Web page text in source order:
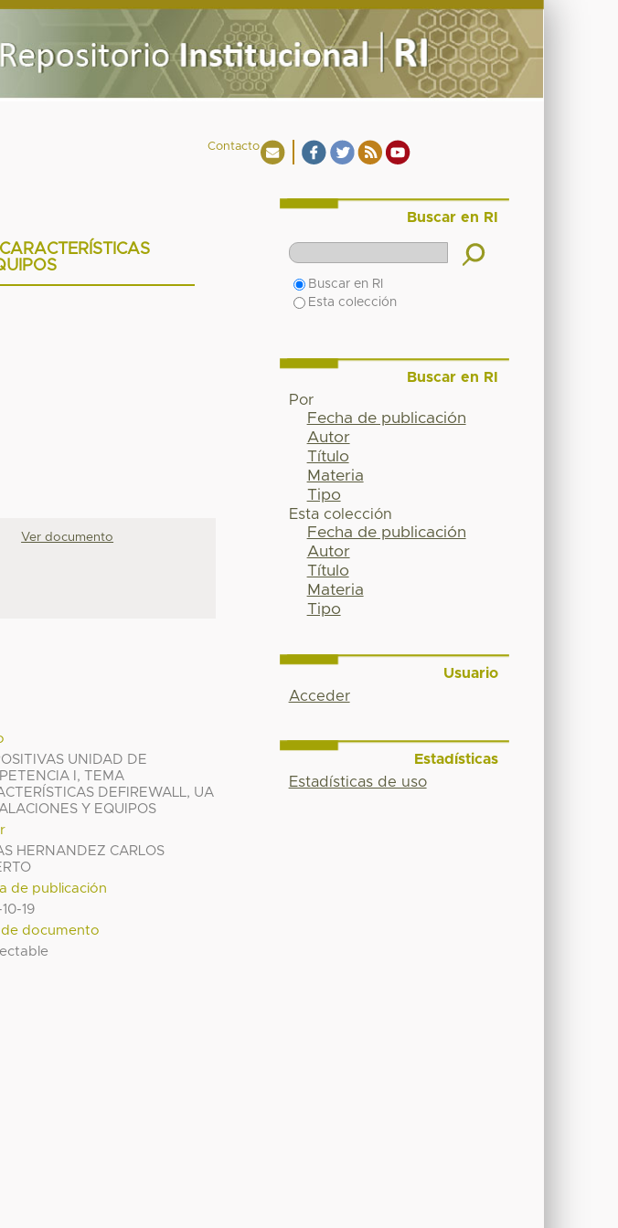
Contacto
Ver documento
UNIDAD DE
I, TEMA
DEFIREWALL, UA
Y EQUIPOS
HERNANDEZ CARLOS
de publicación
19
documento
Buscar en RI
Buscar en RI
Esta colección
Buscar en RI
Por
Fecha de publicación
Autor
Título
Materia
Tipo
Esta colección
Fecha de publicación
Autor
Título
Materia
Tipo
Usuario
Acceder
Estadísticas
Estadísticas de uso